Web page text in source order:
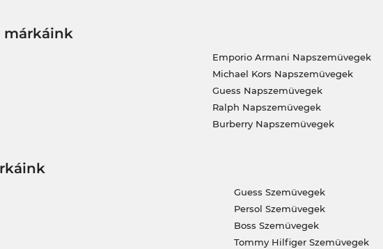
márkáink
Emporio Armani Napszemüvegek
Michael Kors Napszemüvegek
Guess Napszemüvegek
Ralph Napszemüvegek
Burberry Napszemüvegek
Guess Szemüvegek
Persol Szemüvegek
Boss Szemüvegek
Tommy Hilfiger Szemüvegek